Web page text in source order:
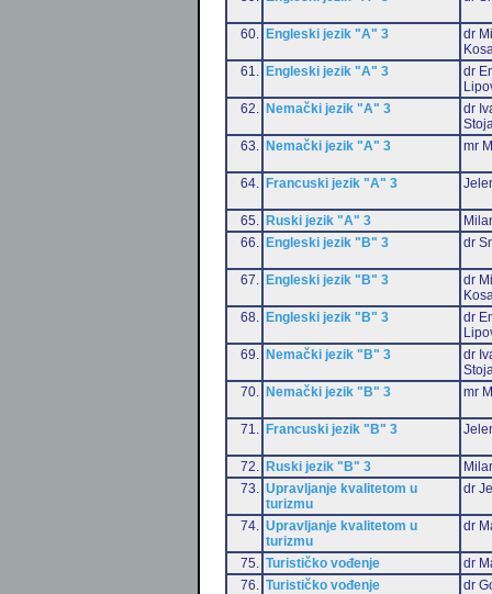
60. Engleski jezik "A" 3
dr
61.
Engleski jezik "A" 3
dr
62.
Nemački jezik "A" 3
dr
63.
Nemački jezik "A" 3 mr
64. Francuski jezik "A" 3
65. Ruski jezik "A" 3
66.
Engleski jezik "B" 3 dr
67. Engleski jezik "B" 3
dr
68.
Engleski jezik "B" 3
dr
69.
Nemački jezik "B" 3
dr
70.
Nemački jezik "B" 3 mr
71. Francuski jezik "B" 3
72. Ruski jezik "B" 3
73.
Upravljanje kvalitetom u
turizmu
dr
74.
Upravljanje kvalitetom u
turizmu
dr
75. Turističko vođenje
dr
76.
Turističko vođenje
dr